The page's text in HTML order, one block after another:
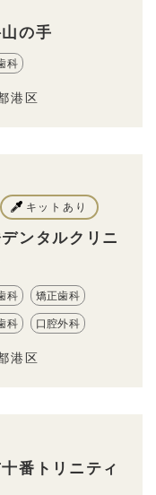
の手
科
港区
キットあり
ンタルクリニ
科 矯正歯科
科 口腔外科
港区
番トリニティ